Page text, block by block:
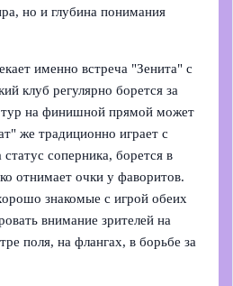
но и глубина понимания
именно встреча "Зенита" с
клуб регулярно борется за
на финишной прямой может
же традиционно играет с
соперника, борется в
отнимает очки у фаворитов.
знакомые с игрой обеих
внимание зрителей на
поля, на флангах, в борьбе за